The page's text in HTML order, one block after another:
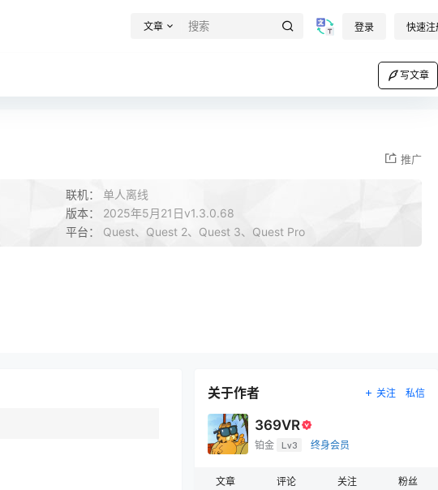
文章 登录 快速注
写文章
推广
联机： 单人离线
版本： 2025年5月21日v1.3.0.68
平台： Quest、Quest 2、Quest 3、Quest Pro
关于作者 关注 私信
369VR
铂金 Lv3 终身会员
文章 评论 关注 粉丝